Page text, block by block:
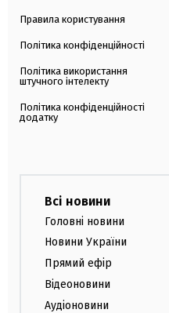
Правила користування
Політика конфіденційності
Політика використання
штучного інтелекту
Політика конфіденційності
додатку
Всі новини
Головні новини
Новини України
Прямий ефір
Відеоновини
Аудіоновини